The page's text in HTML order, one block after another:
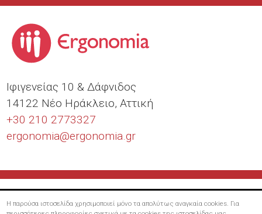
Ιφιγενείας 10 & Δάφνιδος
14122 Νέο Ηράκλειο, Αττική
+30 210 2773327
ergonomia@ergonomia.gr
Η παρούσα ιστοσελίδα χρησιμοποιεί μόνο τα απολύτως αναγκαία cookies. Για